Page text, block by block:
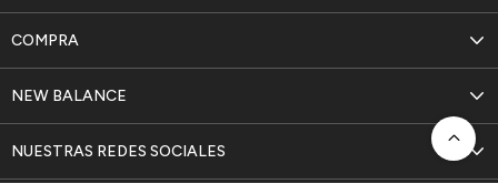
NEW BALANCE
COMPRA
NUESTRAS REDES SOCIALES